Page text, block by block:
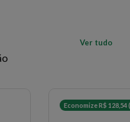
Ver tudo
Economize R$ 128,54